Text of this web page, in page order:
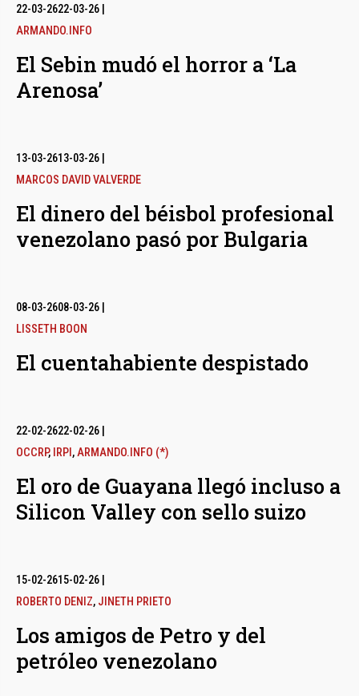
22-03-2622-03-26
ARMANDO.INFO
El Sebin mudó el horror a ‘La
Arenosa’
13-03-2613-03-26
MARCOS DAVID VALVERDE
El dinero del béisbol profesional
venezolano pasó por Bulgaria
08-03-2608-03-26
LISSETH BOON
El cuentahabiente despistado
22-02-2622-02-26
OCCRP, IRPI ,ARMANDO.INFO (*)
El oro de Guayana llegó incluso a
Silicon Valley con sello suizo
15-02-2615-02-26
ROBERTO DENIZ, JINETH PRIETO
Los amigos de Petro y del
petróleo venezolano